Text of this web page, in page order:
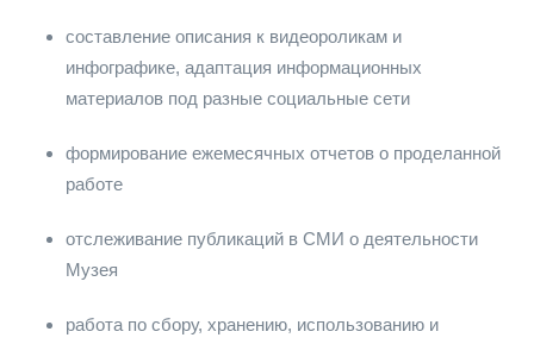
составление описания к видеороликам и
инфографике, адаптация информационных
материалов под разные социальные сети
формирование ежемесячных отчетов о проделанной
работе
отслеживание публикаций в СМИ о деятельности
Музея
работа по сбору, хранению, использованию и